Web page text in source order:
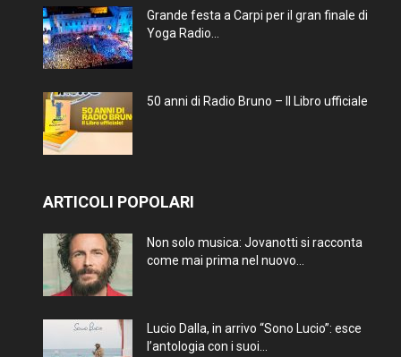
Grande festa a Carpi per il gran finale di
Yoga Radio...
50 anni di Radio Bruno – Il Libro ufficiale
ARTICOLI POPOLARI
Non solo musica: Jovanotti si racconta
come mai prima nel nuovo...
Lucio Dalla, in arrivo “Sono Lucio”: esce
l’antologia con i suoi...